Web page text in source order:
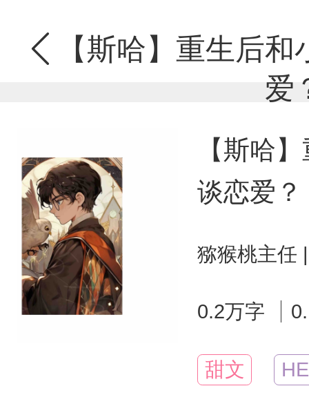
【斯哈】重生后
爱
【斯哈
谈恋爱？
猕猴桃主任
0.2万字
甜文 HE